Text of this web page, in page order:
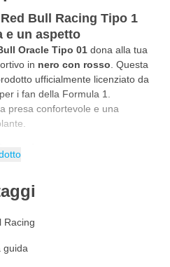
Bull Racing Tipo 1
e un aspetto
Oracle Tipo 01 dona alla tua
in nero con rosso. Questa
ufficialmente licenziato da
i fan della Formula 1.
presa confortevole e una
con presa
parte dei volanti standard.
extra durante la guida e
la copertura aiuta a ridurre
e lo styling degli interni
Racing
guida